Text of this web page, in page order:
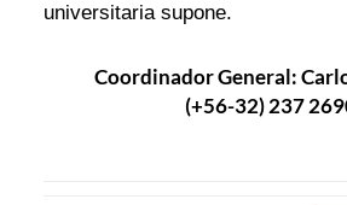
universitaria supone.
CoordinadorGeneral:
(+56-32) 237